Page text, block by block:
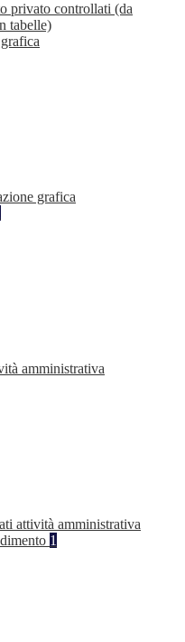
privato controllati (da
tabelle)
grafica
amministrativa
attività amministrativa
1